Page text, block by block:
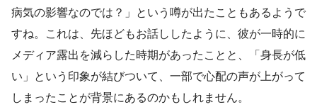
病気の影響なのでは？」という噂が出たこともあるようで
すね。これは、先ほどもお話ししたように、彼が一時的に
メディア露出を減らした時期があったことと、「身長が低
い」という印象が結びついて、一部で心配の声が上がって
しまったことが背景にあるのかもしれません。